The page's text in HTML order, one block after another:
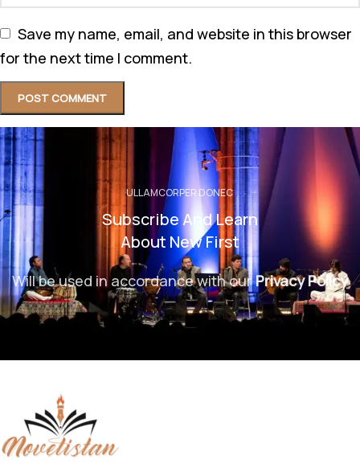
Save my name, email, and website in this browser
for the next time I comment.
ULLAMCORPER DONEC
Subscribe And Learn
About New First
Will be used in accordance with ourPrivacy Policy